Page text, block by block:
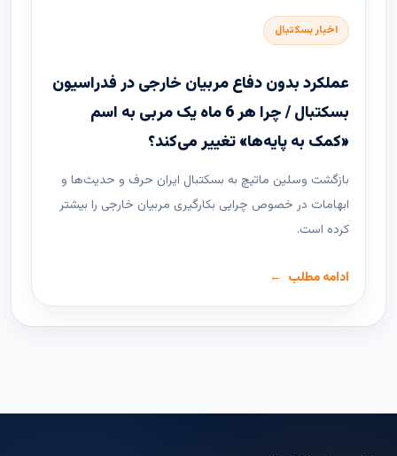
اخبار بسکتبال
عملکرد بدون دفاع مربیان خارجی در فدراسیون
بسکتبال / چرا هر 6 ماه یک مربی به اسم
«کمک به پایه‌ها» تغییر می‌کند؟
بازگشت وسلین ماتیچ به بسکتبال ایران حرف و حدیث‌ها و
ابهامات در خصوص چرایی بکارگیری مربیان خارجی را بیشتر
کرده است.
ادامه مطلب